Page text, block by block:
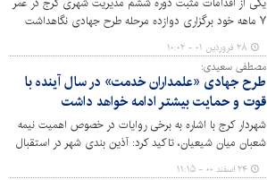
۷ ماهه خود برگزاری دوازده مرحله طرح جهادی نگاهداشت
شهر موسوم به «علمداران خدمت» بوده که طی آن فعالیت
هایی در جهت توجه به مشکلات و مسائل محلات سطح شهر
صورت پذیرفت.
۲۸ فروردین ۰۱ - ۱۰:۰۲
مصطفی سعیدی:
طرح جهادی «علمداران خدمت» در سال آینده با
قوت و حمایت بیشتر ادامه خواهد داشت
شهردار کرج با اشاره به برخی روایات در خصوص اهمیت نیمه
شعبان میان شیعیان، تاکید کرد: آذین بندی شهر در استقبال
از نیمه شعبان متفاوت باشد.
۲۴ اسفند ۰۰ - ۱۱:۱۵